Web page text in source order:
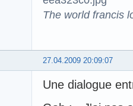
The world francis
27.04.2009 20:09:07
Une dialogue